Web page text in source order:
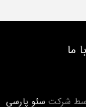
ما
شرکت سئو پارسی